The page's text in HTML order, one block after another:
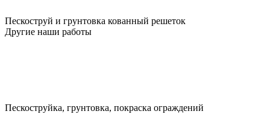
Пескоструй и грунтовка кованный решеток
Другие наши работы
Пескоструйка, грунтовка, покраска ограждений